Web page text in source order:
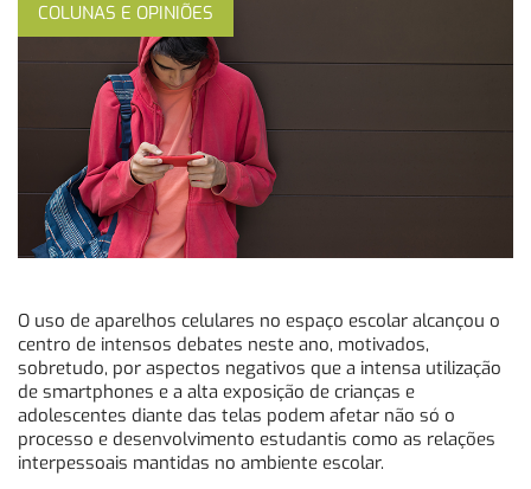
COLUNAS E OPINIÕES
O uso de aparelhos celulares no espaço escolar alcançou o
centro de intensos debates neste ano, motivados,
sobretudo, por aspectos negativos que a intensa utilização
de smartphones e a alta exposição de crianças e
adolescentes diante das telas podem afetar não só o
processo e desenvolvimento estudantis como as relações
interpessoais mantidas no ambiente escolar.